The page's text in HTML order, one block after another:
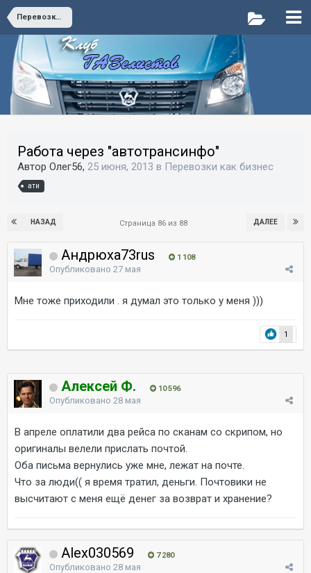
Перевозки как бизнес
Работа через "автотрансинфо"
Автор Олег56, 25 июня, 2013 в Перевозки как бизнес
ати
НАЗАД ДАЛЕЕ
Страница 86 из 88
Андрюха73rus 1 108
Опубликовано 27 мая
Мне тоже приходили . я думал это только у меня )))
1
Алексей Ф. 10 596
Опубликовано 28 мая
В апреле оплатили два рейса по сканам со скрипом, но
оригиналы велели прислать почтой.
Оба письма вернулись уже мне, лежат на почте.
Что за люди(( я время тратил, деньги. Почтовики не
высчитают с меня ещё денег за возврат и хранение?
Alex030569 7 280
Опубликовано 28 мая